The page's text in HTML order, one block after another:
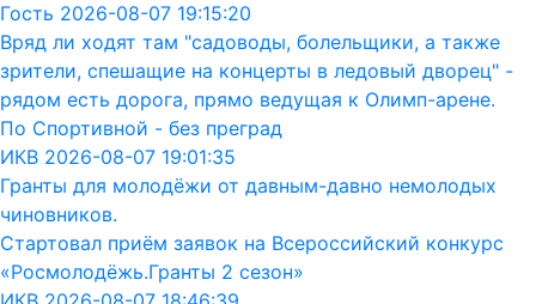
Гость 2026-08-07 19:15:20
Вряд ли ходят там "садоводы, болельщики, а также
зрители, спешащие на концерты в ледовый дворец" -
рядом есть дорога, прямо ведущая к Олимп-арене.
По Спортивной - без преград
ИКВ 2026-08-07 19:01:35
Гранты для молодёжи от давным-давно немолодых
чиновников.
Стартовал приём заявок на Всероссийский конкурс
«Росмолодёжь.Гранты 2 сезон»